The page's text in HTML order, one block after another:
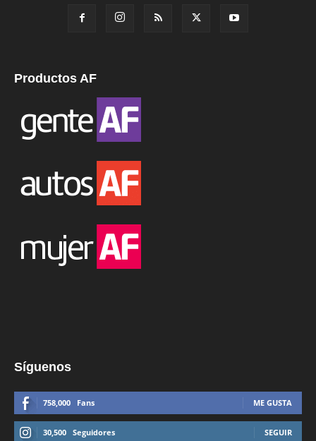
Productos AF
Síguenos
758,000 Fans ME GUSTA
30,500 Seguidores SEGUIR